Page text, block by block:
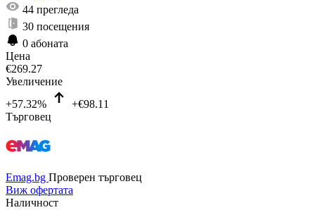
44 прегледа
30 посещения
0 абоната
Цена
€269.27
Увеличение
+57.32%
+€98.11
Търговец
Emag.bg Проверен търговец
Виж офертата
Наличност